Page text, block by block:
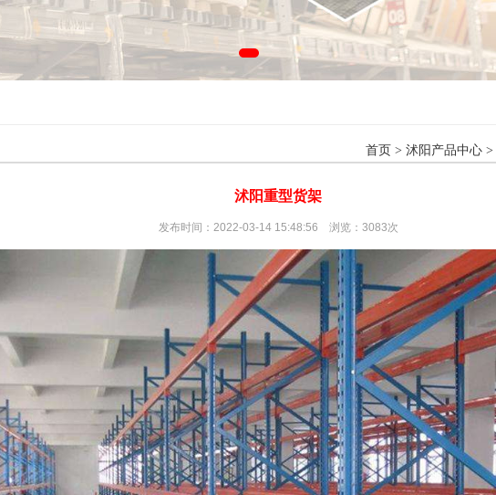
首页 > 沭阳产品中心 >
沭阳重型货架
发布时间：2022-03-14 15:48:56 浏览：3083次